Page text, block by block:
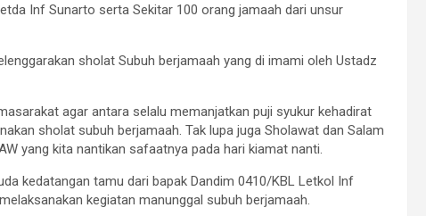
Inf Sunarto serta Sekitar 100 orang jamaah dari unsur
sholat Subuh berjamaah yang di imami oleh Ustadz
agar antara selalu memanjatkan puji syukur kehadirat
sholat subuh berjamaah. Tak lupa juga Sholawat dan Salam
yang kita nantikan safaatnya pada hari kiamat nanti.
kedatangan tamu dari bapak Dandim 0410/KBL Letkol Inf
kegiatan manunggal subuh berjamaah.